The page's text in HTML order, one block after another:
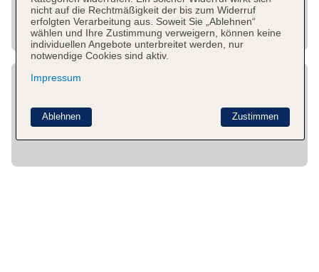
nicht auf die Rechtmäßigkeit der bis zum Widerruf
erfolgten Verarbeitung aus. Soweit Sie „Ablehnen“
wählen und Ihre Zustimmung verweigern, können keine
individuellen Angebote unterbreitet werden, nur
notwendige Cookies sind aktiv.
Impressum
Zustimmen
Ablehnen